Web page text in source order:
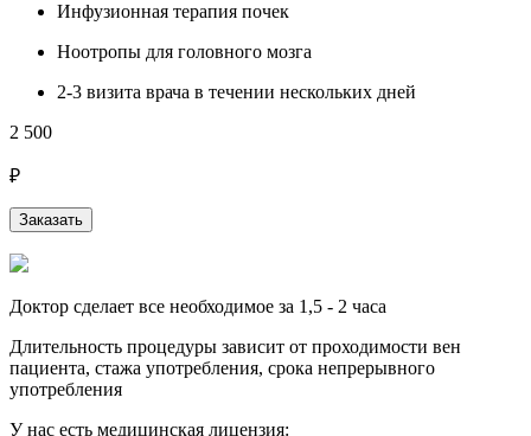
Инфузионная терапия почек
Ноотропы для головного мозга
2-3 визита врача в течении нескольких дней
2 500
₽
Заказать
Доктор сделает все необходимое за 1,5 - 2 часа
Длительность процедуры зависит от проходимости вен
пациента, стажа употребления, срока непрерывного
употребления
У нас есть медицинская лицензия: